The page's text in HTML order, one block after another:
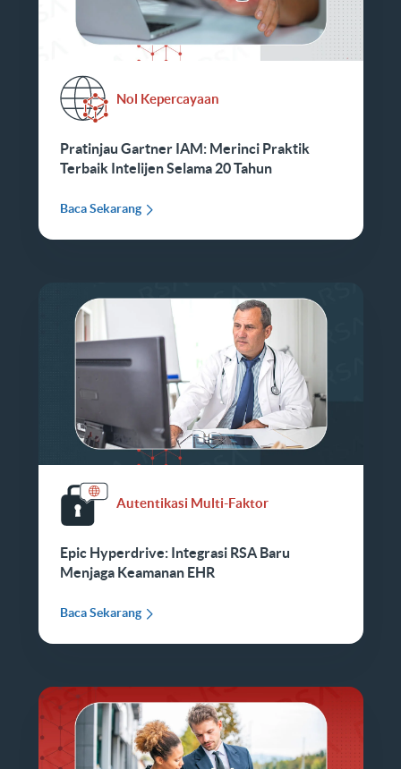
Nol Kepercayaan
Pratinjau Gartner IAM: Merinci Praktik
Terbaik Intelijen Selama 20 Tahun
Baca Sekarang
Autentikasi Multi-Faktor
Epic Hyperdrive: Integrasi RSA Baru
Menjaga Keamanan EHR
Baca Sekarang